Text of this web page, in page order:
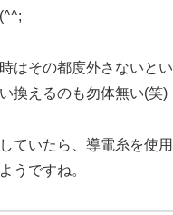
はその都度外さないと
換えるのも勿体無い(笑)
ていたら、導電糸を使
うですね。